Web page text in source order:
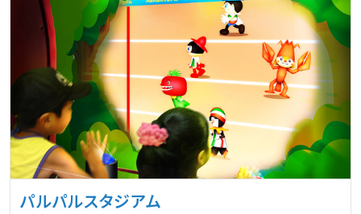
パルパルスタジアム